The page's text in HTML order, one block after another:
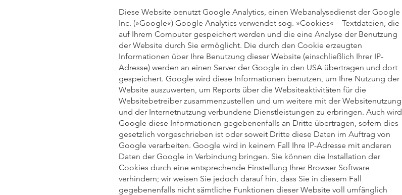
Diese Website benutzt Google Analytics, einen Webanalysedienst der Google
Inc. (»Google«) Google Analytics verwendet sog. »Cookies« – Textdateien, die
auf Ihrem Computer gespeichert werden und die eine Analyse der Benutzung
der Website durch Sie ermöglicht. Die durch den Cookie erzeugten
Informationen über Ihre Benutzung dieser Website (einschließlich Ihrer IP-
Adresse) werden an einen Server der Google in den USA übertragen und dort
gespeichert. Google wird diese Informationen benutzen, um Ihre Nutzung der
Website auszuwerten, um Reports über die Websiteaktivitäten für die
Websitebetreiber zusammenzustellen und um weitere mit der Websitenutzung
und der Internetnutzung verbundene Dienstleistungen zu erbringen. Auch wird
Google diese Informationen gegebenenfalls an Dritte übertragen, sofern dies
gesetzlich vorgeschrieben ist oder soweit Dritte diese Daten im Auftrag von
Google verarbeiten. Google wird in keinem Fall Ihre IP-Adresse mit anderen
Daten der Google in Verbindung bringen. Sie können die Installation der
Cookies durch eine entsprechende Einstellung Ihrer Browser Software
verhindern; wir weisen Sie jedoch darauf hin, dass Sie in diesem Fall
gegebenenfalls nicht sämtliche Funktionen dieser Website voll umfänglich